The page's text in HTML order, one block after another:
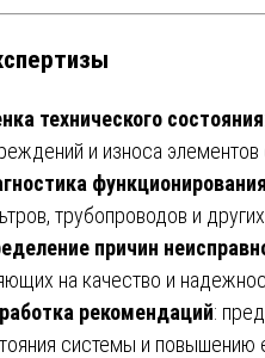
технического состояния
и износа
функционирования
трубопроводов и
причин
на качество и
рекомендаций:
системы и повышению